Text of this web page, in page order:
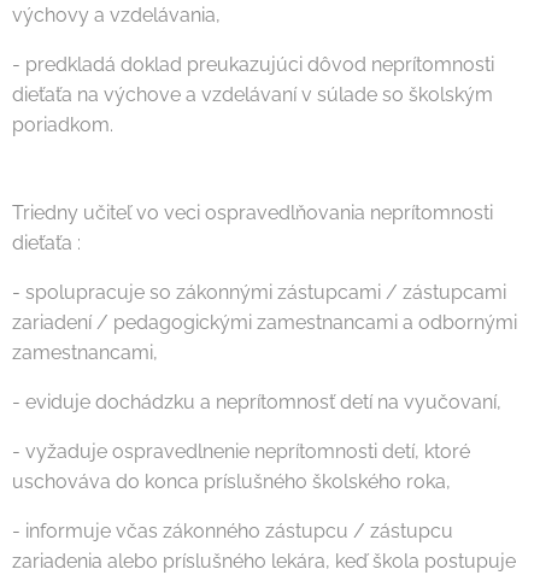
výchovy a vzdelávania,
- predkladá doklad preukazujúci dôvod neprítomnosti
dieťaťa na výchove a vzdelávaní v súlade so školským
poriadkom.
Triedny učiteľ vo veci ospravedlňovania neprítomnosti
dieťaťa :
- spolupracuje so zákonnými zástupcami / zástupcami
zariadení / pedagogickými zamestnancami a odbornými
zamestnancami,
- eviduje dochádzku a neprítomnosť detí na vyučovaní,
- vyžaduje ospravedlnenie neprítomnosti detí, ktoré
uschováva do konca príslušného školského roka,
- informuje včas zákonného zástupcu / zástupcu
zariadenia alebo príslušného lekára, keď škola postupuje